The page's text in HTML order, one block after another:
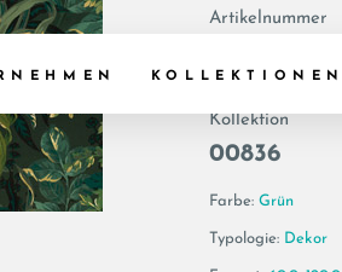
KOLLEKTIONEN
Artikelnummer
Kollektion
00836
Farbe: Grün
Typologie: Dekor